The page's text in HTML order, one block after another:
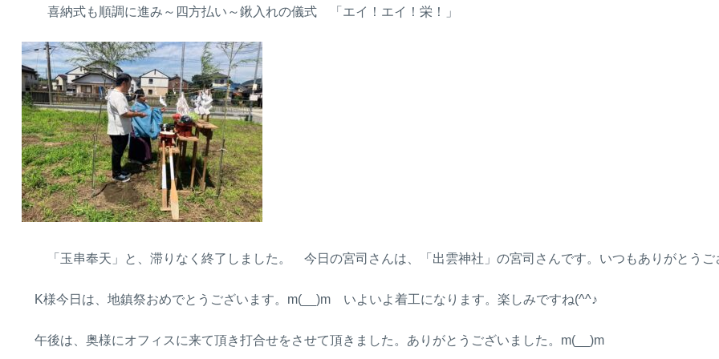
喜納式も順調に進み～四方払い～鍬入れの儀式 「エイ！エイ！栄！」
「玉串奉天」と、滞りなく終了しました。 今日の宮司さんは、「出雲神社」の宮司さんです。いつもありがとうご
K様今日は、地鎮祭おめでとうございます。m(__)m いよいよ着工になります。楽しみですね(^^♪
午後は、奥様にオフィスに来て頂き打合せをさせて頂きました。ありがとうございました。m(__)m